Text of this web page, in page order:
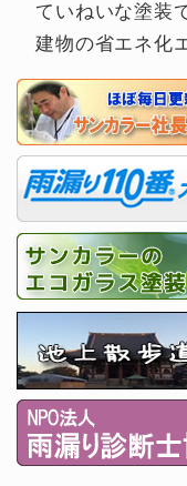
ていねいな塗装
建物の省エネ化